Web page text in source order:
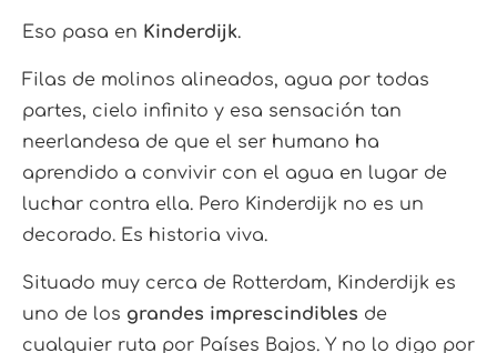
Eso pasa en Kinderdijk.
Filas de molinos alineados, agua por todas
partes, cielo infinito y esa sensación tan
neerlandesa de que el ser humano ha
aprendido a convivir con el agua en lugar de
luchar contra ella. Pero Kinderdijk no es un
decorado. Es historia viva.
Situado muy cerca de Rotterdam, Kinderdijk es
uno de los grandes imprescindibles de
cualquier ruta por Países Bajos. Y no lo digo por